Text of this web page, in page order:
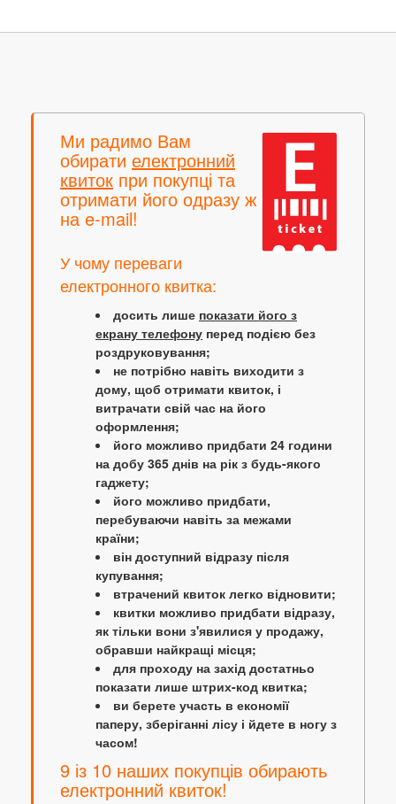
Ми радимо Вам
обирати електронний
квиток при покупці та
отримати його одразу ж
на e-mail!
У чому переваги
електронного квитка:
досить лише показати його з
екрану телефону перед подією без
роздруковування;
не потрібно навіть виходити з
дому, щоб отримати квиток, і
витрачати свій час на його
оформлення;
його можливо придбати 24 години
на добу 365 днів на рік з будь-якого
гаджету;
його можливо придбати,
перебуваючи навіть за межами
країни;
він доступний відразу після
купування;
втрачений квиток легко відновити;
квитки можливо придбати відразу,
як тільки вони з'явилися у продажу,
обравши найкращі місця;
для проходу на захід достатньо
показати лише штрих-код квитка;
ви берете участь в економії
паперу, зберіганні лісу і йдете в ногу з
часом!
9 із 10 наших покупців обирають
електронний квиток!